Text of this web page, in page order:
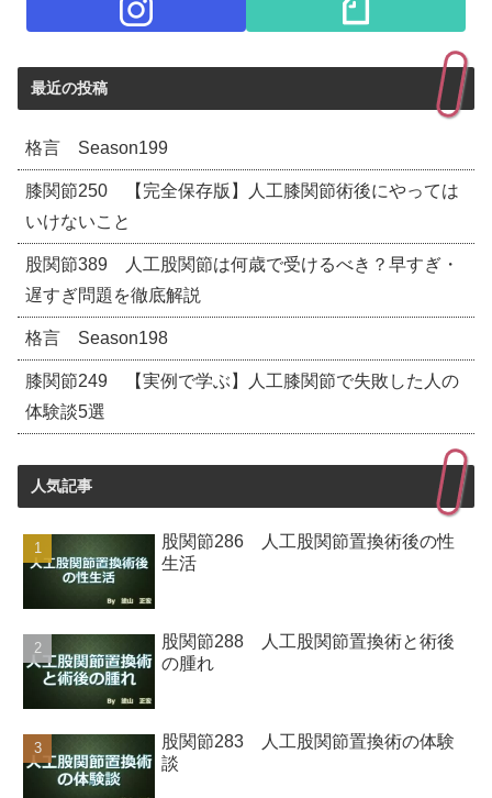
最近の投稿
格言 Season199
膝関節250 【完全保存版】人工膝関節術後にやっては
いけないこと
股関節389 人工股関節は何歳で受けるべき？早すぎ・
遅すぎ問題を徹底解説
格言 Season198
膝関節249 【実例で学ぶ】人工膝関節で失敗した人の
体験談5選
人気記事
股関節286 人工股関節置換術後の性
生活
股関節288 人工股関節置換術と術後
の腫れ
股関節283 人工股関節置換術の体験
談